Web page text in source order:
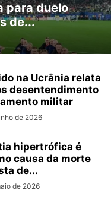
para duelo
de...
na Ucrânia relata
desentendimento
militar
de 2026
hipertrófica é
causa da morte
de...
de 2026